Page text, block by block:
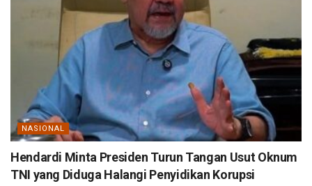
NASIONAL
Hendardi Minta Presiden Turun Tangan Usut Oknum
TNI yang Diduga Halangi Penyidikan Korupsi